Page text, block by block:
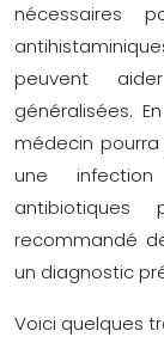
nécessaires
peuvent
généralisées.
médecin
une
recommandé
un diagnostic
Voici quelques